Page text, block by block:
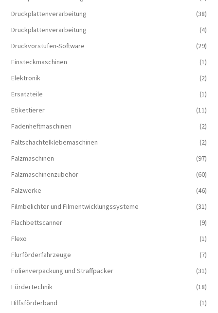
Druckplattenverarbeitung
(38)
Druckplattenverarbeitung
(4)
Druckvorstufen-Software
(29)
Einsteckmaschinen
(1)
Elektronik
(2)
Ersatzteile
(1)
Etikettierer
(11)
Fadenheftmaschinen
(2)
Faltschachtelklebemaschinen
(2)
Falzmaschinen
(97)
Falzmaschinenzubehör
(60)
Falzwerke
(46)
Filmbelichter und Filmentwicklungssysteme
(31)
Flachbettscanner
(9)
Flexo
(1)
Flurförderfahrzeuge
(7)
Folienverpackung und Straffpacker
(31)
Fördertechnik
(18)
Hilfsförderband
(1)